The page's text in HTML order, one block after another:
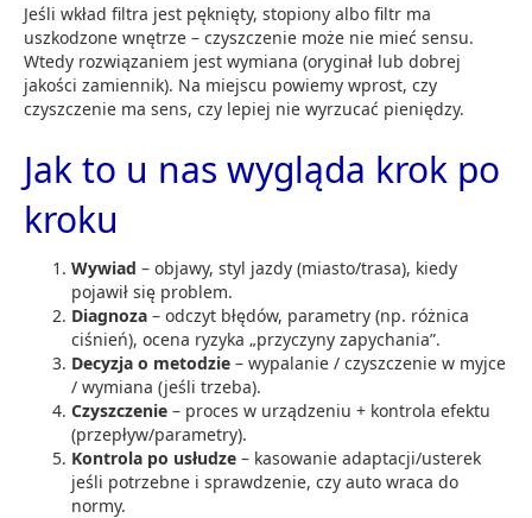
Jeśli wkład filtra jest pęknięty, stopiony albo filtr ma
uszkodzone wnętrze – czyszczenie może nie mieć sensu.
Wtedy rozwiązaniem jest wymiana (oryginał lub dobrej
jakości zamiennik). Na miejscu powiemy wprost, czy
czyszczenie ma sens, czy lepiej nie wyrzucać pieniędzy.
Jak to u nas wygląda krok po
kroku
Wywiad – objawy, styl jazdy (miasto/trasa), kiedy
pojawił się problem.
Diagnoza – odczyt błędów, parametry (np. różnica
ciśnień), ocena ryzyka „przyczyny zapychania”.
Decyzja o metodzie – wypalanie / czyszczenie w myjce
/ wymiana (jeśli trzeba).
Czyszczenie – proces w urządzeniu + kontrola efektu
(przepływ/parametry).
Kontrola po usłudze – kasowanie adaptacji/usterek
jeśli potrzebne i sprawdzenie, czy auto wraca do
normy.